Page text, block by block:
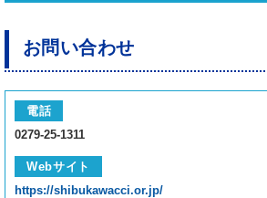
お問い合わせ
電話
0279-25-1311
Webサイト
https://shibukawacci.or.jp/